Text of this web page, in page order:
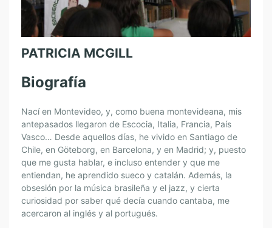
PATRICIA MCGILL
Biografía
Nací en Montevideo, y, como buena montevideana, mis
antepasados llegaron de Escocia, Italia, Francia, País
Vasco… Desde aquellos días, he vivido en Santiago de
Chile, en Göteborg, en Barcelona, y en Madrid; y, puesto
que me gusta hablar, e incluso entender y que me
entiendan, he aprendido sueco y catalán. Además, la
obsesión por la música brasileña y el jazz, y cierta
curiosidad por saber qué decía cuando cantaba, me
acercaron al inglés y al portugués.